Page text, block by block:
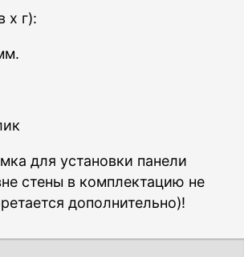
х г):
для установки панели
стены в комплектацию не
дополнительно)!